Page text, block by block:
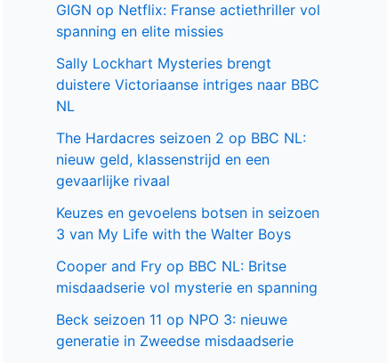
GIGN op Netflix: Franse actiethriller vol
spanning en elite missies
Sally Lockhart Mysteries brengt
duistere Victoriaanse intriges naar BBC
NL
The Hardacres seizoen 2 op BBC NL:
nieuw geld, klassenstrijd en een
gevaarlijke rivaal
Keuzes en gevoelens botsen in seizoen
3 van My Life with the Walter Boys
Cooper and Fry op BBC NL: Britse
misdaadserie vol mysterie en spanning
Beck seizoen 11 op NPO 3: nieuwe
generatie in Zweedse misdaadserie